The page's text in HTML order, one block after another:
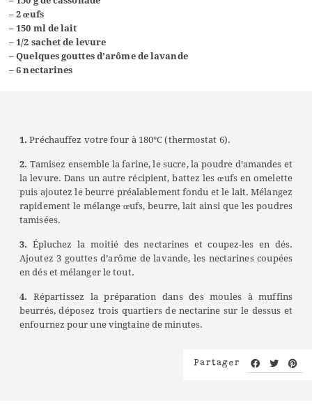
– 2 œufs
– 150 ml de lait
– 1/2 sachet de levure
– Quelques gouttes d’arôme de lavande
– 6 nectarines
1. Préchauffez votre four à 180°C (thermostat 6).
2. Tamisez ensemble la farine, le sucre, la poudre d’amandes et
la levure. Dans un autre récipient, battez les œufs en omelette
puis ajoutez le beurre préalablement fondu et le lait. Mélangez
rapidement le mélange œufs, beurre, lait ainsi que les poudres
tamisées.
3. Épluchez la moitié des nectarines et coupez-les en dés.
Ajoutez 3 gouttes d’arôme de lavande, les nectarines coupées
en dés et mélanger le tout.
4. Répartissez la préparation dans des moules à muffins
beurrés, déposez trois quartiers de nectarine sur le dessus et
enfournez pour une vingtaine de minutes.
Partager